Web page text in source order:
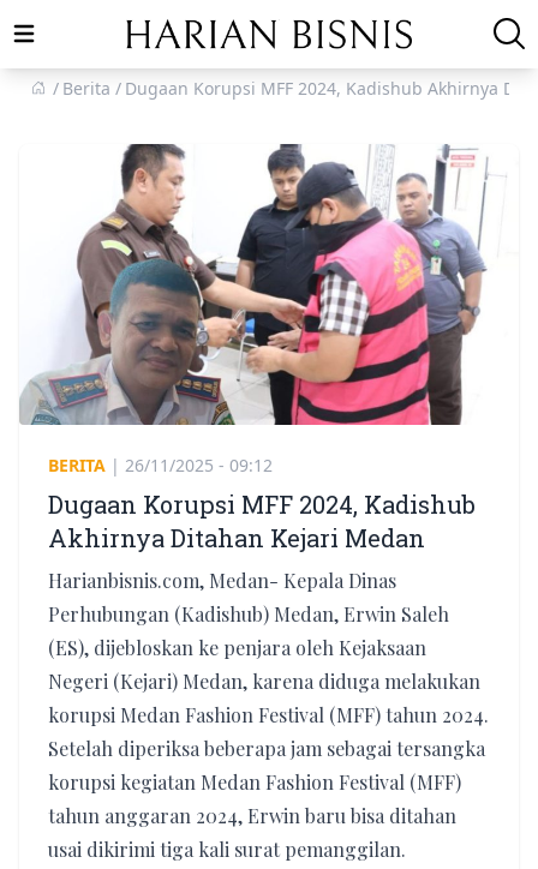
Open main menu
Berita
Dugaan Korupsi MFF 2024, Kadishub Akhirnya
BERITA | 26/11/2025 - 09:12
Dugaan Korupsi MFF 2024, Kadishub
Akhirnya Ditahan Kejari Medan
Harianbisnis.com, Medan- Kepala Dinas
Perhubungan (Kadishub) Medan, Erwin Saleh
(ES), dijebloskan ke penjara oleh Kejaksaan
Negeri (Kejari) Medan, karena diduga melakukan
korupsi Medan Fashion Festival (MFF) tahun 2024.
Setelah diperiksa beberapa jam sebagai tersangka
korupsi kegiatan Medan Fashion Festival (MFF)
tahun anggaran 2024, Erwin baru bisa ditahan
usai dikirimi tiga kali surat pemanggilan.